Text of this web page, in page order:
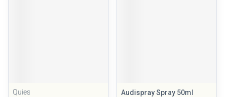
Quies
Audispray Spray 50ml